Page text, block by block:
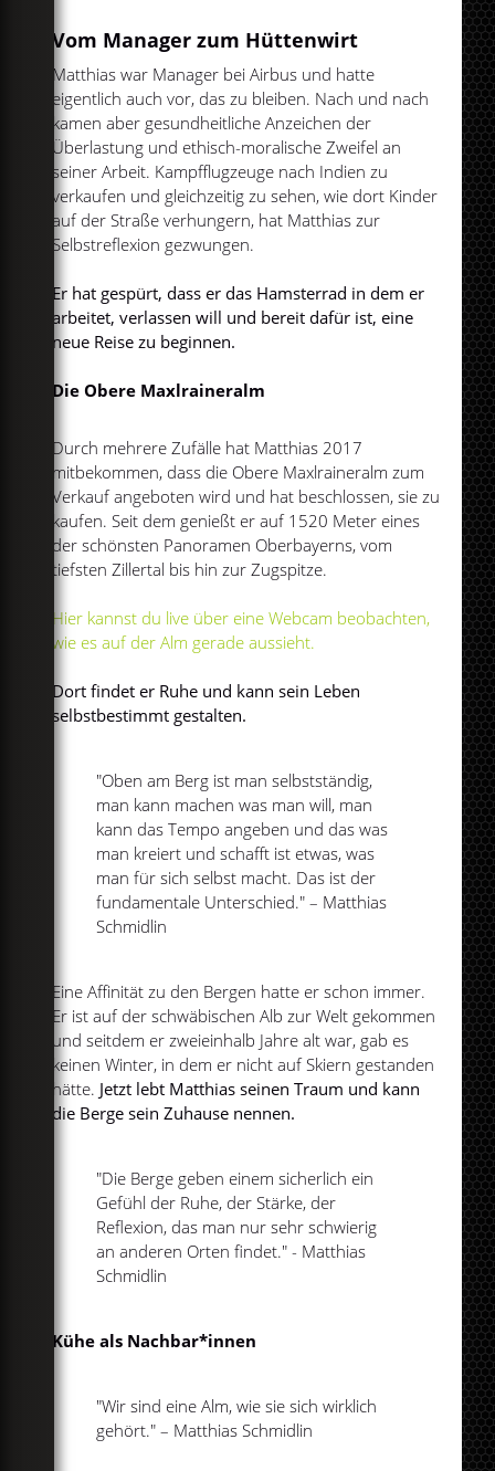
Vom Manager zum Hüttenwirt
Matthias war Manager bei Airbus und hatte
eigentlich auch vor, das zu bleiben. Nach und nach
kamen aber gesundheitliche Anzeichen der
Überlastung und ethisch-moralische Zweifel an
seiner Arbeit. Kampfflugzeuge nach Indien zu
verkaufen und gleichzeitig zu sehen, wie dort Kinder
auf der Straße verhungern, hat Matthias zur
Selbstreflexion gezwungen.
Er hat gespürt, dass er das Hamsterrad in dem er
arbeitet, verlassen will und bereit dafür ist, eine
neue Reise zu beginnen.
Die Obere Maxlraineralm
Durch mehrere Zufälle hat Matthias 2017
mitbekommen, dass die Obere Maxlraineralm zum
Verkauf angeboten wird und hat beschlossen, sie zu
kaufen. Seit dem genießt er auf 1520 Meter eines
der schönsten Panoramen Oberbayerns, vom
tiefsten Zillertal bis hin zur Zugspitze.
Hier kannst du live über eine Webcam beobachten,
wie es auf der Alm gerade aussieht.
Dort findet er Ruhe und kann sein Leben
selbstbestimmt gestalten.
"Oben am Berg ist man selbstständig,
man kann machen was man will, man
kann das Tempo angeben und das was
man kreiert und schafft ist etwas, was
man für sich selbst macht. Das ist der
fundamentale Unterschied." – Matthias
Schmidlin
Eine Affinität zu den Bergen hatte er schon immer.
Er ist auf der schwäbischen Alb zur Welt gekommen
und seitdem er zweieinhalb Jahre alt war, gab es
keinen Winter, in dem er nicht auf Skiern gestanden
hätte. Jetzt lebt Matthias seinen Traum und kann
die Berge sein Zuhause nennen.
"Die Berge geben einem sicherlich ein
Gefühl der Ruhe, der Stärke, der
Reflexion, das man nur sehr schwierig
an anderen Orten findet." - Matthias
Schmidlin
Kühe als Nachbar*innen
"Wir sind eine Alm, wie sie sich wirklich
gehört." – Matthias Schmidlin